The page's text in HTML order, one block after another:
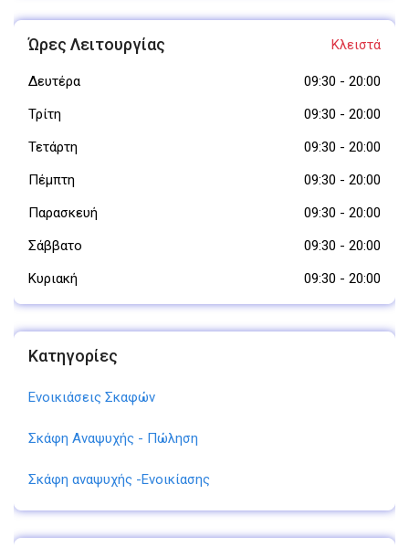
Ώρες Λειτουργίας Κλειστά
Δευτέρα 09:30 - 20:00
Τρίτη
09:30 - 20:00
Τετάρτη
09:30 - 20:00
Πέμπτη
09:30 - 20:00
Παρασκευή
09:30 - 20:00
Σάββατο
09:30 - 20:00
Κυριακή
09:30 - 20:00
Κατηγορίες
Ενοικιάσεις Σκαφών
Σκάφη Αναψυχής - Πώληση
Σκάφη αναψυχής -Ενοικίασης